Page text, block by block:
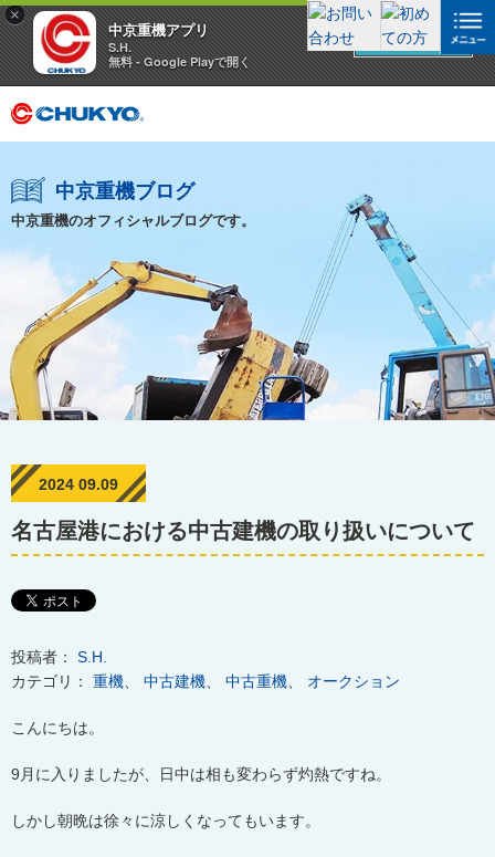
×
中京重機アプリ
S.H.
無料 - Google Playで開く
アプリを見る
中京重機ブログ
中京重機のオフィシャルブログです。
2024 09.09
名古屋港における中古建機の取り扱いについて
投稿者：
S.H.
カテゴリ： 重機 中古建機 中古重機 オークション
こんにちは。
9 月に入りましたが、日中は相も変わらず灼熱ですね。
しかし朝晩は徐々に涼しくなってもいます。